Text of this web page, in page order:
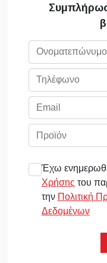
Έχω
Χρήσης του
την Πολιτική
Δεδομένων